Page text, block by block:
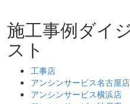
施工事例ダイ
スト
工事店
アンシンサービス名古屋店
アンシンサービス横浜店